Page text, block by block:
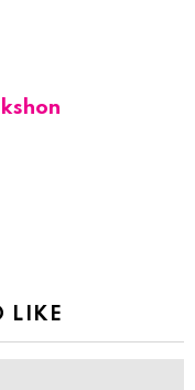
LIKE